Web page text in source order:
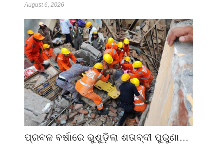
August 6, 2026
ପ୍ରବଳ ବର୍ଷାରେ ଭୁଶୁଡ଼ିଲା ଶତାବ୍ଦୀ ପୁରୁଣା…